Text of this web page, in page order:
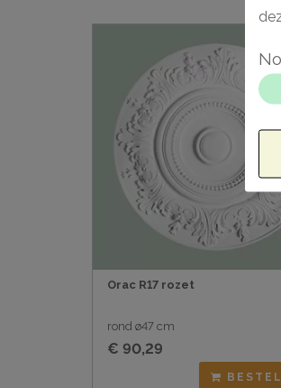
Orac R17 rozet
rond ø47 cm
€ 90,29